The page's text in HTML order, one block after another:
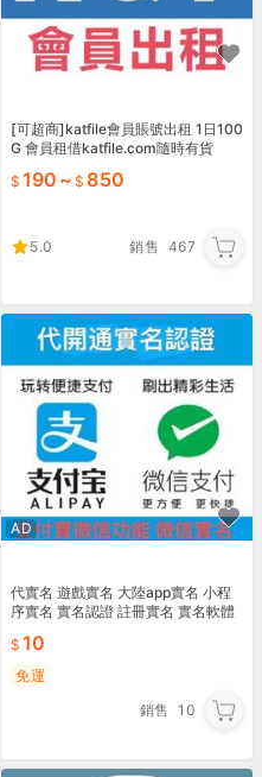
[可超商]katfile會員賬號出租 1日100
G 會員租借katfile.com隨時有貨
190 ~ 850
5.0 銷售 467
AD
代實名 遊戲實名 大陸app實名 小程
序實名 實名認證 註冊實名 實名軟體
10
免運
銷售 10